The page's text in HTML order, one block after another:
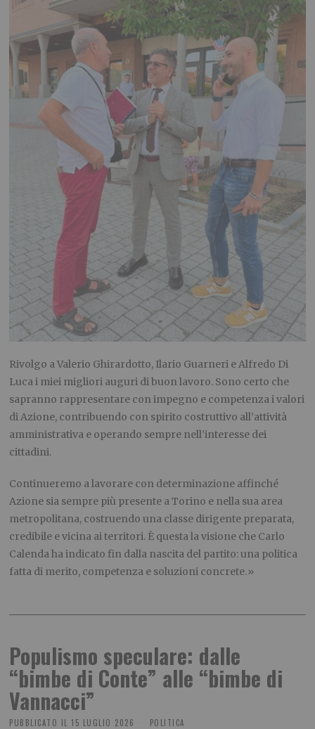
Rivolgo a Valerio Ghirardotto, Ilario Guarneri e Alfredo Di
Luca i miei migliori auguri di buon lavoro. Sono certo che
sapranno rappresentare con impegno e competenza i valori
di Azione, contribuendo con spirito costruttivo all’attività
amministrativa e operando sempre nell’interesse dei
cittadini.
Continueremo a lavorare con determinazione affinché
Azione sia sempre più presente a Torino e nella sua area
metropolitana, costruendo una classe dirigente preparata,
credibile e vicina ai territori. È questa la visione che Carlo
Calenda ha indicato fin dalla nascita del partito: una politica
fatta di merito, competenza e soluzioni concrete.»
Populismo speculare: dalle
“bimbe di Conte” alle “bimbe di
Vannacci”
PUBBLICATO IL 15 LUGLIO 2026 POLITICA